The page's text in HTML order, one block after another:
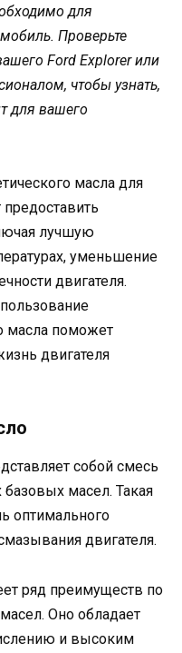
для
Проверьте
Ford Explorer или
чтобы узнать,
для вашего
масла для
лучшую
уменьшение
двигателя.
масла поможет
двигателя
собой смесь
масел. Такая
оптимального
двигателя.
ряд преимуществ по
Оно обладает
и высоким